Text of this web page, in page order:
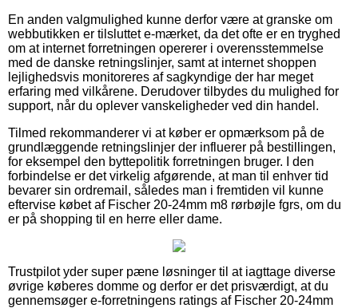
En anden valgmulighed kunne derfor være at granske om
webbutikken er tilsluttet e-mærket, da det ofte er en tryghed
om at internet forretningen opererer i overensstemmelse
med de danske retningslinjer, samt at internet shoppen
lejlighedsvis monitoreres af sagkyndige der har meget
erfaring med vilkårene. Derudover tilbydes du mulighed for
support, når du oplever vanskeligheder ved din handel.
Tilmed rekommanderer vi at køber er opmærksom på de
grundlæggende retningslinjer der influerer på bestillingen,
for eksempel den byttepolitik forretningen bruger. I den
forbindelse er det virkelig afgørende, at man til enhver tid
bevarer sin ordremail, således man i fremtiden vil kunne
eftervise købet af Fischer 20-24mm m8 rørbøjle fgrs, om du
er på shopping til en herre eller dame.
Trustpilot yder super pæne løsninger til at iagttage diverse
øvrige køberes domme og derfor er det prisværdigt, at du
gennemsøger e-forretningens ratings af Fischer 20-24mm